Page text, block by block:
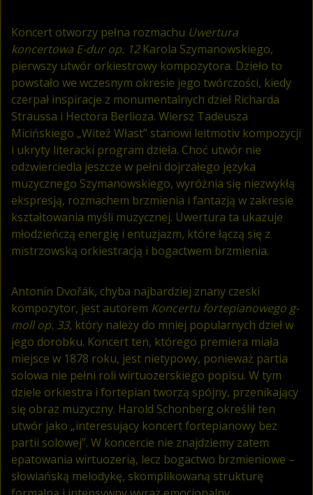
Koncert otworzy pełna rozmachu Uwertura
koncertowa E-dur op. 12Karola Szymanowskiego,
pierwszy utwór orkiestrowy kompozytora. Dzieło to
powstało we wczesnym okresie jego twórczości, kiedy
czerpał inspiracje z monumentalnych dzieł Richarda
Straussa i Hectora Berlioza. Wiersz Tadeusza
Micińskiego „Witeź Włast” stanowi leitmotiv kompozycji
i ukryty literacki program dzieła. Choć utwór nie
odzwierciedla jeszcze w pełni dojrzałego języka
muzycznego Szymanowskiego, wyróżnia się niezwykłą
ekspresją, rozmachem brzmienia i fantazją w zakresie
kształtowania myśli muzycznej. Uwertura ta ukazuje
młodzieńczą energię i entuzjazm, które łączą się z
mistrzowską orkiestracją i bogactwem brzmienia.
Antonín Dvořák, chyba najbardziej znany czeski
kompozytor, jest autorem Koncertu fortepianowego g-
moll op. 33, który należy do mniej popularnych dzieł w
jego dorobku. Koncert ten, którego premiera miała
miejsce w 1878 roku, jest nietypowy, ponieważ partia
solowa nie pełni roli wirtuozerskiego popisu. W tym
dziele orkiestra i fortepian tworzą spójny, przenikający
się obraz muzyczny. Harold Schonberg określił ten
utwór jako „interesujący koncert fortepianowy bez
partii solowej”. W koncercie nie znajdziemy zatem
epatowania wirtuozerią, lecz bogactwo brzmieniowe –
słowiańską melodykę, skomplikowaną strukturę